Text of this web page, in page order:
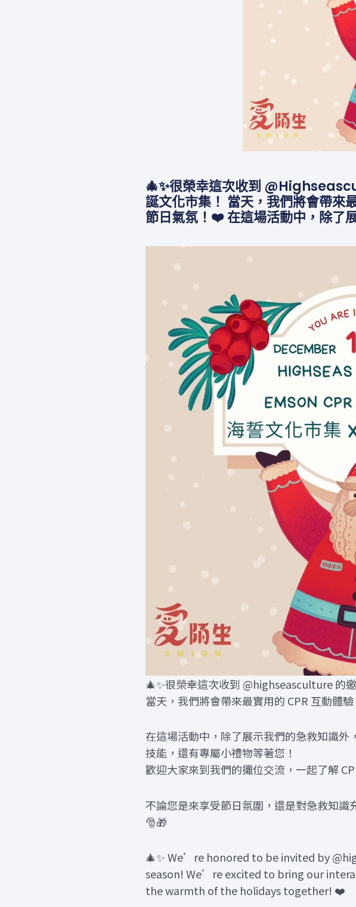
🎄✨很榮幸這次收到
誕文化市集！ 當天，我們將會帶來
節日氣氛！❤️ 在這場活動中，除了
🎄✨很榮幸這次收到 @highseasculture 的
當天，我們將會帶來最實用的 CPR 互動體
在這場活動中，除了展示我們的急救知識
技能，還有專屬小禮物等著您！
歡迎大家來到我們的攤位交流，一起了解
不論您是來享受節日氛圍，還是對急救知識
🎅🎁
🎄✨ We’re honored to be invited by
season! We’re excited to bring our
the warmth of the holidays together! ❤️